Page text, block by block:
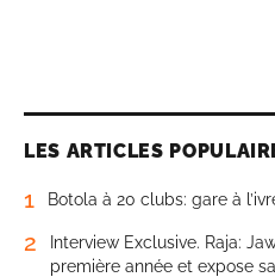
LES ARTICLES
1 Botola à 20 clubs: gare à
2
Interview Exclusive. Raja:
première année et expose